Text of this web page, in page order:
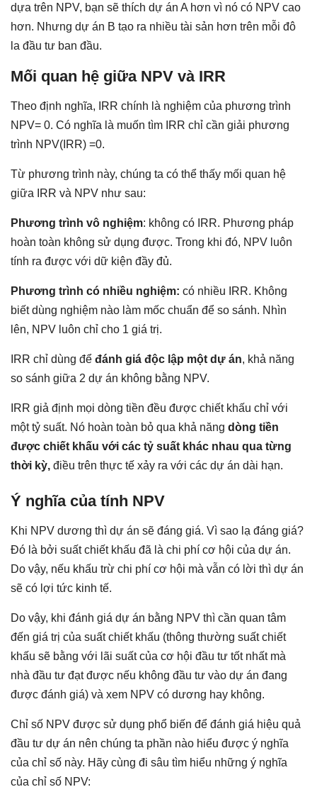
dựa trên NPV, bạn sẽ thích dự án A hơn vì nó có NPV cao
hơn. Nhưng dự án B tạo ra nhiều tài sản hơn trên mỗi đô
la đầu tư ban đầu.
Mối quan hệ giữa NPV và IRR
Theo định nghĩa, IRR chính là nghiệm của phương trình
NPV= 0. Có nghĩa là muốn tìm IRR chỉ cần giải phương
trình NPV(IRR) =0.
Từ phương trình này, chúng ta có thể thấy mối quan hệ
giữa IRR và NPV như sau:
Phương trình vô nghiệm: không có IRR. Phương pháp
hoàn toàn không sử dụng được. Trong khi đó, NPV luôn
tính ra được với dữ kiện đầy đủ.
Phương trình có nhiều nghiệm: có nhiều IRR. Không
biết dùng nghiệm nào làm mốc chuẩn để so sánh. Nhìn
lên, NPV luôn chỉ cho 1 giá trị.
IRR chỉ dùng để đánh giá độc lập một dự án, khả năng
so sánh giữa 2 dự án không bằng NPV.
IRR giả định mọi dòng tiền đều được chiết khấu chỉ với
một tỷ suất. Nó hoàn toàn bỏ qua khả năng dòng tiền
được chiết khấu với các tỷ suất khác nhau qua từng
thời kỳ, điều trên thực tế xảy ra với các dự án dài hạn.
Ý nghĩa của tính NPV
Khi NPV dương thì dự án sẽ đáng giá. Vì sao lạ đáng giá?
Đó là bởi suất chiết khấu đã là chi phí cơ hội của dự án.
Do vậy, nếu khấu trừ chi phí cơ hội mà vẫn có lời thì dự án
sẽ có lợi tức kinh tế.
Do vậy, khi đánh giá dự án bằng NPV thì cần quan tâm
đến giá trị của suất chiết khấu (thông thường suất chiết
khấu sẽ bằng với lãi suất của cơ hội đầu tư tốt nhất mà
nhà đầu tư đạt được nếu không đầu tư vào dự án đang
được đánh giá) và xem NPV có dương hay không.
Chỉ số NPV được sử dụng phổ biến để đánh giá hiệu quả
đầu tư dự án nên chúng ta phần nào hiểu được ý nghĩa
của chỉ số này. Hãy cùng đi sâu tìm hiểu những ý nghĩa
của chỉ số NPV: